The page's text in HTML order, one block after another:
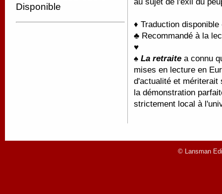
Disponible
♦ Traduction
♣ Recommandé à la
♥
♠ La retraite a connu
mises en lecture en
d'actualité et mériterait
la démonstration
strictement local à
© Lansman